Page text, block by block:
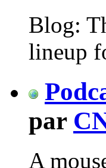
Blog:
lineup
par
A